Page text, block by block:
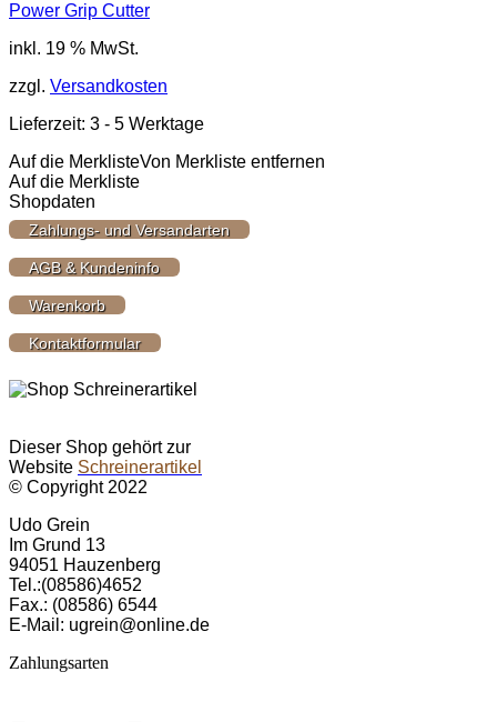
Power Grip Cutter
inkl. 19 % MwSt.
zzgl. Versandkosten
Lieferzeit: 3 - 5 Werktage
Auf die MerklisteVon Merkliste entfernen
Auf die Merkliste
Shopdaten
Zahlungs- und Versandarten
AGB & Kundeninfo
Warenkorb
Kontaktformular
Dieser Shop gehört zur
Website Schreinerartikel
© Copyright 2022
Udo Grein
Im Grund 13
94051 Hau­zen­berg
Tel.:(08586)4652
Fax.: (08586) 6544
E-Mail: ugrein@online.de
Zahlungsarten